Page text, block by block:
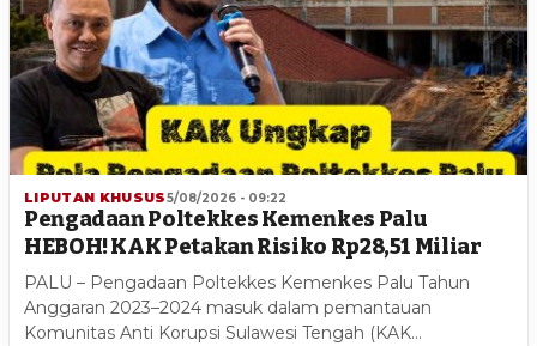
LIPUTAN KHUSUS5/08/2026 - 09:22
Pengadaan Poltekkes Kemenkes Palu
HEBOH! KAK Petakan Risiko Rp28,51 Miliar
PALU – Pengadaan Poltekkes Kemenkes Palu Tahun
Anggaran 2023–2024 masuk dalam pemantauan
Komunitas Anti Korupsi Sulawesi Tengah (KAK…